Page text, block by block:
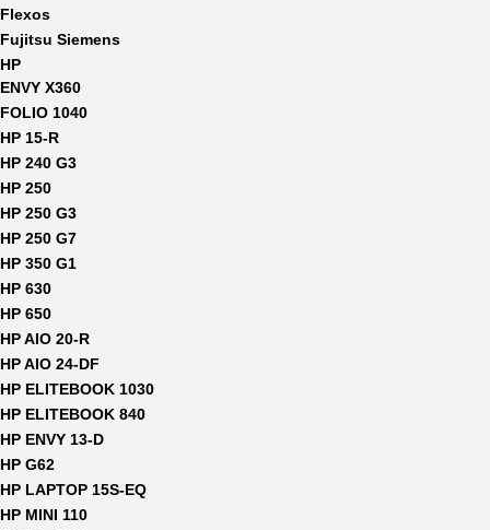
Flexos
Fujitsu Siemens
HP
ENVY X360
FOLIO 1040
HP 15-R
HP 240 G3
HP 250
HP 250 G3
HP 250 G7
HP 350 G1
HP 630
HP 650
HP AIO 20-R
HP AIO 24-DF
HP ELITEBOOK 1030
HP ELITEBOOK 840
HP ENVY 13-D
HP G62
HP LAPTOP 15S-EQ
HP MINI 110